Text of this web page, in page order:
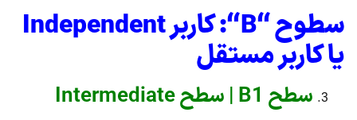
سطوح “B“: کاربرIndependent
یا کاربر مستقل
سطح B1 | سطح Intermediate